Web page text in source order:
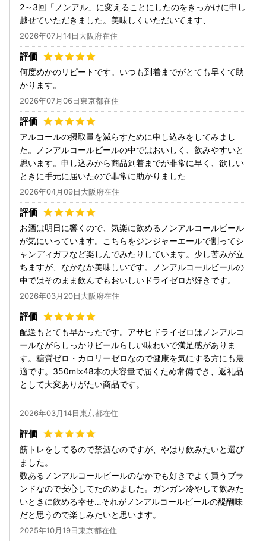
2～3回「ノンアル」に変えることにしたのをきっかけに申し
越せていただきました。美味しくいただいてます、
2026年07月14日大阪府在住
何度めかのリピートです。いつも到着までがとても早くて助
かります。
2026年07月06日東京都在住
アルコールの摂取量を減らすために申し込みをしてみまし
た。ノンアルコールビールの中ではおいしく、飲みやすいと
思います。申し込みから商品到着までが非常に早く、欲しい
ときに手元に届いたので非常に助かりました
2026年04月09日大阪府在住
お酒は明日に響くので、気楽に飲めるノンアルコールビール
が気にいっています。こちらをジンジャーエールで割ってシ
ャンディガフなど楽しんでみたりしています。少し苦みが立
ちますが、なかなか美味しいです。ノンアルコールビールの
中ではそのまま飲んでもおいしいドライゼロが好きです。
2026年03月20日大阪府在住
配送もとても早かったです。アサヒドライゼロはノンアルコ
ールながらしっかりビールらしい味わいで満足感がありま
す。糖質ゼロ・カロリーゼロなので健康を気にする方にも最
適です。350ml×48本の大容量で届くため常備でき、返礼品
として大変ありがたい商品です。
2026年03月14日東京都在住
筋トレをしてるので禁酒なのですが、やはり飲みたいと選び
ました。
数あるノンアルコールビールのなかでも好きでよく買うブラ
ンドなので安心してたのめました。ガンガン冷やして飲みた
いときに飲める幸せ…それがノンアルコールビールの醍醐味
だと思うので楽しみたいと思います。
2025年10月19日東京都在住